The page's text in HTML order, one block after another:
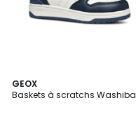
GEOX
Baskets à scratchs Washiba